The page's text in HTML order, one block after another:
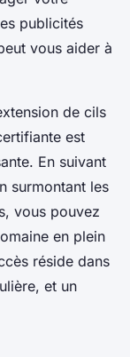
publicités
vous aider à
de cils
est
En suivant
surmontant les
vous pouvez
en plein
réside dans
et un